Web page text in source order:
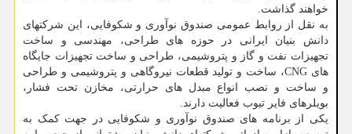
خواهند گذاشت.
به نقل از روابط عمومی صندوق نوآوری و شکوفایی، این شرکتهای
دانش بنیان ایرانی در حوزه های طراحی، مهندسی و ساخت
تجهیزات نفت و گاز و پتروشیمی، طراحی و ساخت تجهیزات جایگاه
های CNG، ساخت و تولید قطعات نیروگاهی و پتروشیمی و طراحی
و ساخت و نصب انواع مبدل های حرارتی، مخازن تحت فشار،
بویلرهای فایر تیوب فعالیت دارند.
یکی از برنامه های صندوق نوآوری و شکوفایی در جهت کمک به